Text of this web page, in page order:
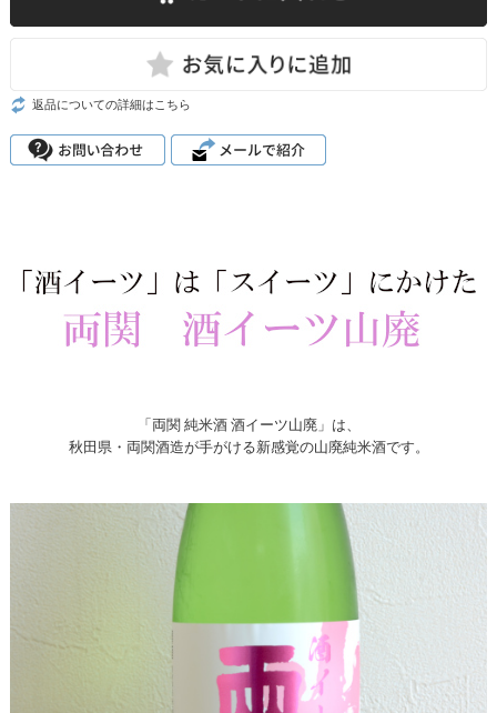
返品についての詳細はこちら
「両関 純米酒 酒イーツ山廃」は、
秋田県・両関酒造が手がける新感覚の山廃純米酒です。